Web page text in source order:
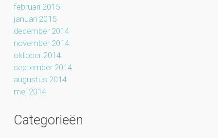
februari 2015
januari 2015
december 2014
november 2014
oktober 2014
september 2014
augustus 2014
mei 2014
Categorieën